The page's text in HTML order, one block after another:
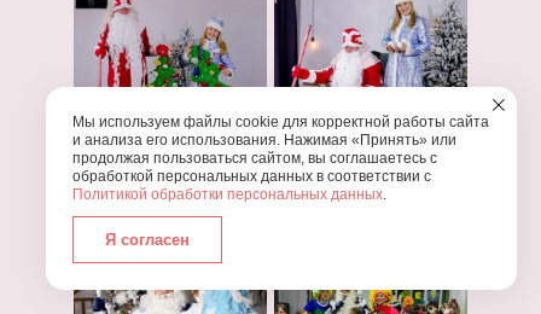
Мы используем файлы cookie для корректной работы сайта
и анализа его использования. Нажимая «Принять» или
продолжая пользоваться сайтом, вы соглашаетесь с
обработкой персональных данных в соответствии с
Политикой обработки персональных данных.
Я согласен